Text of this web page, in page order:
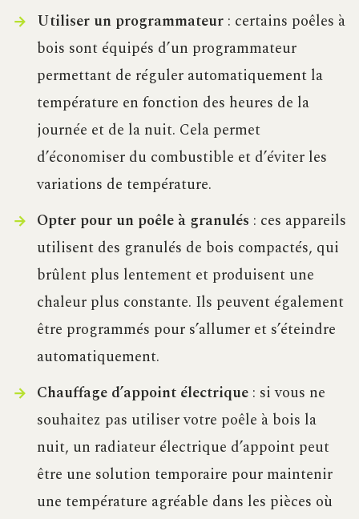
Utiliser un programmateur: certains poêles à
bois sont équipés d’un programmateur
permettant de réguler automatiquement la
température en fonction des heures de la
journée et de la nuit. Cela permet
d’économiser du combustible et d’éviter les
variations de température.
Opter pour un poêle à granulés : ces appareils
utilisent des granulés de bois compactés, qui
brûlent plus lentement et produisent une
chaleur plus constante. Ils peuvent également
être programmés pour s’allumer et s’éteindre
automatiquement.
Chauffage d’appoint électrique: si vous ne
souhaitez pas utiliser votre poêle à bois la
nuit, un radiateur électrique d’appoint peut
être une solution temporaire pour maintenir
une température agréable dans les pièces où